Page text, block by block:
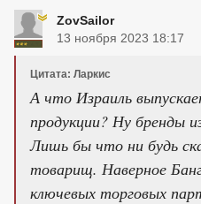
ZovSailor
13 ноября 2023 18:17
Цитата: Ларкис
А что Израиль
продукции? Ну бренды
Лишь бы что ни будь
товарищ. Наверное
ключевых торговых